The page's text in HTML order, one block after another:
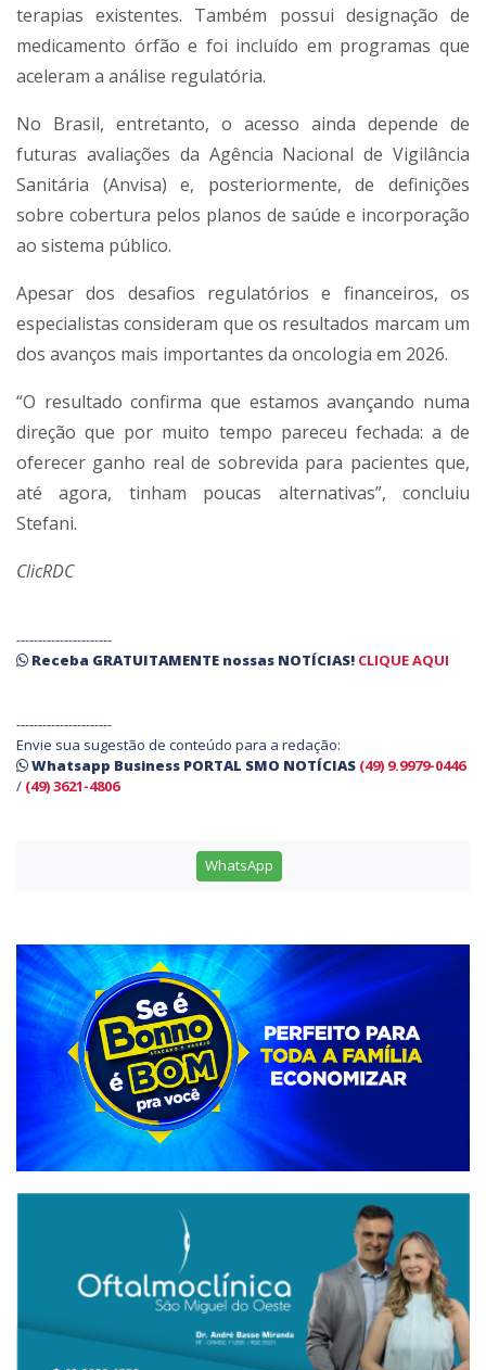
terapias existentes. Também possui designação de
medicamento órfão e foi incluído em programas que
aceleram a análise regulatória.
No Brasil, entretanto, o acesso ainda depende de
futuras avaliações da Agência Nacional de Vigilância
Sanitária (Anvisa) e, posteriormente, de definições
sobre cobertura pelos planos de saúde e incorporação
ao sistema público.
Apesar dos desafios regulatórios e financeiros, os
especialistas consideram que os resultados marcam um
dos avanços mais importantes da oncologia em 2026.
“O resultado confirma que estamos avançando numa
direção que por muito tempo pareceu fechada: a de
oferecer ganho real de sobrevida para pacientes que,
até agora, tinham poucas alternativas”, concluiu
Stefani.
ClicRDC
----------------------
Receba GRATUITAMENTE nossas NOTÍCIAS! CLIQUE AQUI
----------------------
Envie sua sugestão de conteúdo para a redação:
Whatsapp Business PORTAL SMO NOTÍCIAS (49) 9.9979-0446
/ (49) 3621-4806
WhatsApp